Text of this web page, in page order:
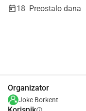
18 Preostalo dana
Organizator
Joke Borkent